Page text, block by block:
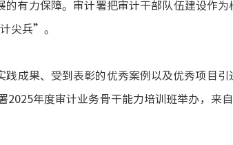
有力保障。审计署把审计干部队伍建设作为
尖兵”。
成果、受到表彰的优秀案例以及优秀项目
年度审计业务骨干能力培训班举办，来